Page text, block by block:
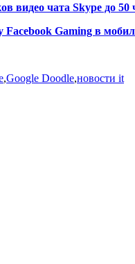
видео чата Skype до 50
Gaming в
,Google Doodle,новости it